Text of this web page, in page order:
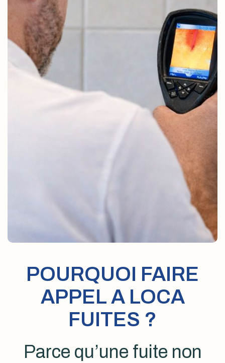
POURQUOI FAIRE
APPEL A LOCA
FUITES ?
Parce qu’une fuite non